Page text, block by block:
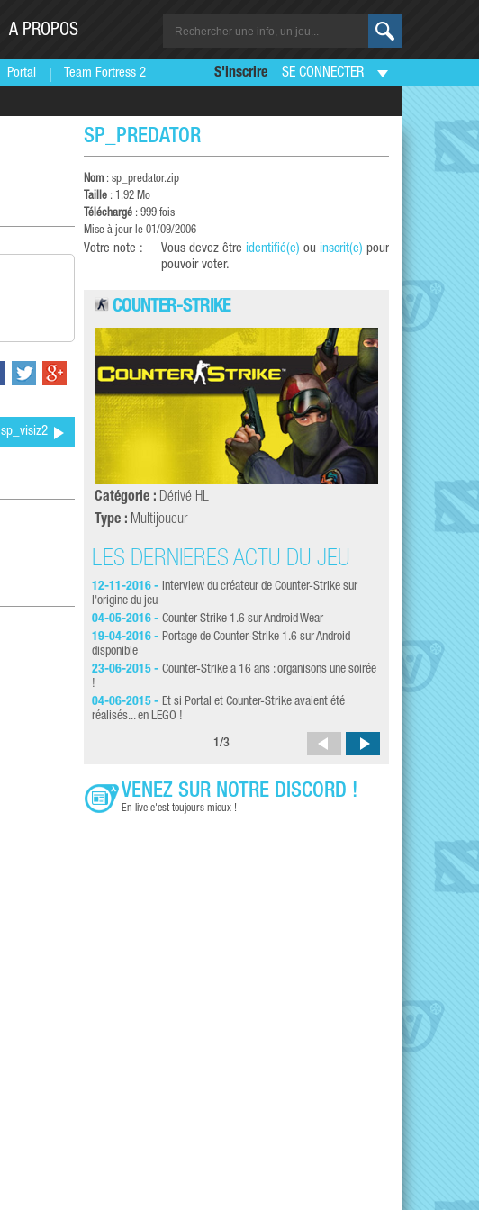
Portal Team Fortress 2
A PROPOS
S'inscrire SE CONNECTER
sp_visiz2
SP_PREDATOR
Nom : sp_predator.zip
Taille : 1.92 Mo
Téléchargé : 999 fois
Mise à jour le 01/09/2006
Votre note : Vous devez être identifié(e) ou inscrit(e) pour
pouvoir voter.
COUNTER-STRIKE
Catégorie : Dérivé HL
Type : Multijoueur
LES DERNIÈRES ACTU DU JEU
12-11-2016 - Interview du créateur de Counter-Strike sur
l'origine du jeu
04-05-2016 - Counter Strike 1.6 sur Android Wear
19-04-2016 - Portage de Counter-Strike 1.6 sur Android
disponible
23-06-2015 - Counter-Strike a 16 ans : organisons une soirée
!
04-06-2015 - Et si Portal et Counter-Strike avaient été
réalisés... en LEGO !
19-06-2014 -
14-10-2012 -
1 /3
VENEZ SUR NOTRE DISCORD !
En live c'est toujours mieux !